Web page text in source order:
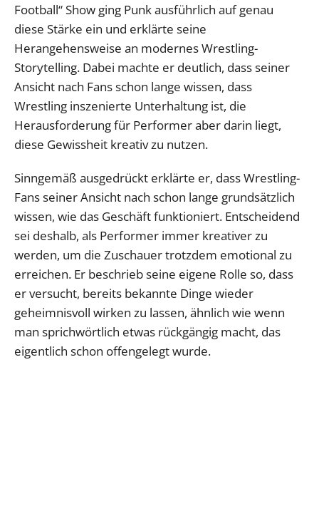
Football“ Show ging Punk ausführlich auf genau
diese Stärke ein und erklärte seine
Herangehensweise an modernes Wrestling-
Storytelling. Dabei machte er deutlich, dass seiner
Ansicht nach Fans schon lange wissen, dass
Wrestling inszenierte Unterhaltung ist, die
Herausforderung für Performer aber darin liegt,
diese Gewissheit kreativ zu nutzen.
Sinngemäß ausgedrückt erklärte er, dass Wrestling-
Fans seiner Ansicht nach schon lange grundsätzlich
wissen, wie das Geschäft funktioniert. Entscheidend
sei deshalb, als Performer immer kreativer zu
werden, um die Zuschauer trotzdem emotional zu
erreichen. Er beschrieb seine eigene Rolle so, dass
er versucht, bereits bekannte Dinge wieder
geheimnisvoll wirken zu lassen, ähnlich wie wenn
man sprichwörtlich etwas rückgängig macht, das
eigentlich schon offengelegt wurde.